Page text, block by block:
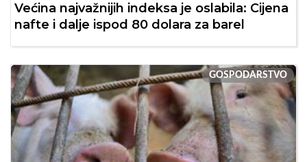
Većina najvažnijih indeksa je oslabila: Cijena
nafte i dalje ispod 80 dolara za barel
GOSPODARSTVO